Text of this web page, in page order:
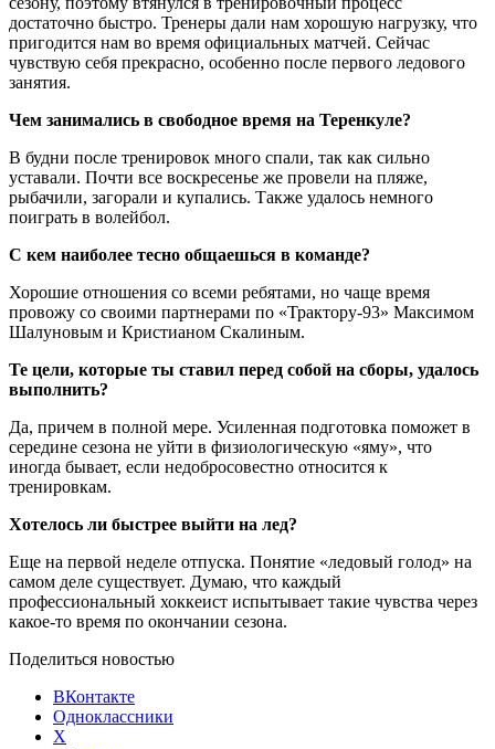
достаточно быстро. Тренеры дали нам хорошую нагрузку, что
пригодится нам во время официальных матчей. Сейчас
чувствую себя прекрасно, особенно после первого ледового
занятия.
Чем занимались в свободное время на Теренкуле?
В будни после тренировок много спали, так как сильно
уставали. Почти все воскресенье же провели на пляже,
рыбачили, загорали и купались. Также удалось немного
поиграть в волейбол.
С кем наиболее тесно общаешься в команде?
Хорошие отношения со всеми ребятами, но чаще время
провожу со своими партнерами по «Трактору-93» Максимом
Шалуновым и Кристианом Скалиным.
Те цели, которые ты ставил перед собой на сборы, удалось
выполнить?
Да, причем в полной мере. Усиленная подготовка поможет в
середине сезона не уйти в физиологическую «яму», что
иногда бывает, если недобросовестно относится к
тренировкам.
Хотелось ли быстрее выйти на лед?
Еще на первой неделе отпуска. Понятие «ледовый голод» на
самом деле существует. Думаю, что каждый
профессиональный хоккеист испытывает такие чувства через
какое-то время по окончании сезона.
Поделиться новостью
ВКонтакте
Одноклассники
X